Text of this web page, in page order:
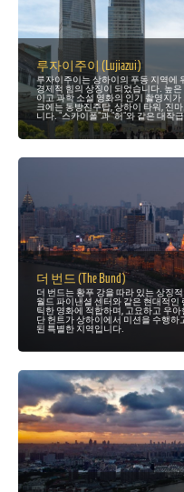
루자이주이 (Lujiazui)
루자이주이는 상하이의 푸동 지역에
경제적 힘의 상징이 되었습니다. 높
이고 과학 소설 영화의 인기 촬영지
크에는 동방진주탑, 상하이 타워, 진
니다. "스카이폴"과 "허"와 같은 대작
더 번드 (The Bund)
더 번드는 황푸 강을 따라 있는 상징
월드 파이낸셜 센터와 같은 현대적
틱한 영화에 적합하며, 고요하고 우
단 헌트가 상하이에서 미션을 수행하
된 특별한 지역입니다.